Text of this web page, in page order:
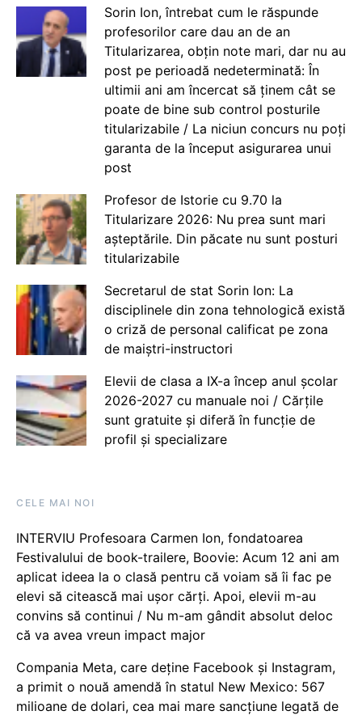
Sorin Ion, întrebat cum le răspunde
profesorilor care dau an de an
Titularizarea, obțin note mari, dar nu au
post pe perioadă nedeterminată: În
ultimii ani am încercat să ținem cât se
poate de bine sub control posturile
titularizabile / La niciun concurs nu poți
garanta de la început asigurarea unui
post
Profesor de Istorie cu 9.70 la
Titularizare 2026: Nu prea sunt mari
așteptările. Din păcate nu sunt posturi
titularizabile
Secretarul de stat Sorin Ion: La
disciplinele din zona tehnologică există
o criză de personal calificat pe zona
de maiștri-instructori
Elevii de clasa a IX-a încep anul școlar
2026-2027 cu manuale noi / Cărțile
sunt gratuite și diferă în funcție de
profil și specializare
CELE MAI NOI
INTERVIU Profesoara Carmen Ion, fondatoarea
Festivalului de book-trailere, Boovie: Acum 12 ani am
aplicat ideea la o clasă pentru că voiam să îi fac pe
elevi să citească mai ușor cărți. Apoi, elevii m-au
convins să continui / Nu m-am gândit absolut deloc
că va avea vreun impact major
Compania Meta, care deține Facebook și Instagram,
a primit o nouă amendă în statul New Mexico: 567
milioane de dolari, cea mai mare sancțiune legată de